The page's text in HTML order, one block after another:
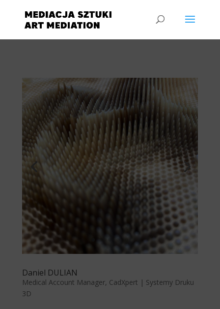
Daniel DULIAN
Medical Account Manager, CadXpert | Systemy Druku
3D